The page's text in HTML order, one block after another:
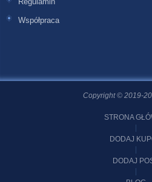
Współpraca
Copyright © 2019-
STRONA
DODAJ
DODAJ